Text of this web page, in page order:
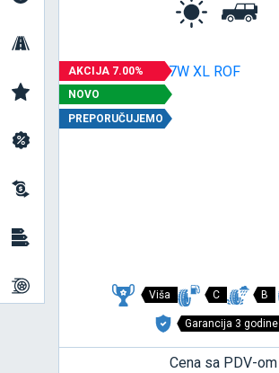
AKCIJA 7.00%
NOVO
PREPORUČUJEMO
Viša C B
Garancija 3 godine
Cena sa PDV-om